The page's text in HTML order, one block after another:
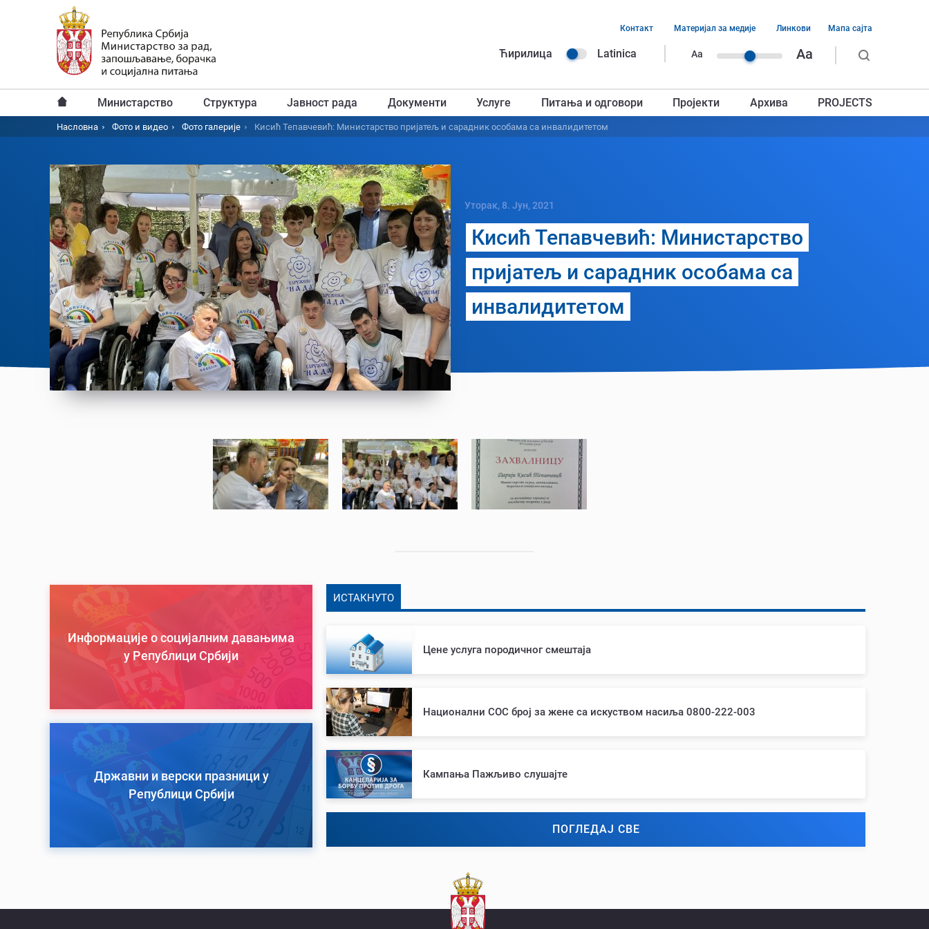
Ћирилица Latinica Aa Aa
заглавља
Контакт Материјал за медије Линкови Мапа сајта
Главни
Министарство Структура Јавност рада Документи Услуге Питања и одговори Пројекти Архива PROJECTS
Насловна Фото и видео Фото галерије Кисић Тепавчевић: Министарство пријатељ и сарадник особама са инвалидитетом
Уторак, 8. Јун, 2021
Кисић Тепавчевић: Министарство
пријатељ и сарадник особама са
инвалидитетом
Информације о социјалним давањима
у Републици Србији
Државни и верски празници у
Републици Србији
ИСТАКНУТО
Цене услуга породичног смештаја
Национални СОС број за жене са искуством насиља 0800-222-003
Кампања Пажљиво слушајте
ПОГЛЕДАЈ СВЕ